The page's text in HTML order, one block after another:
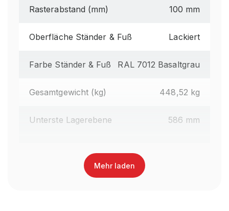
Rasterabstand (mm) 100 mm
Oberfläche Ständer & Fuß Lackiert
Farbe Ständer & Fuß RAL 7012 Basaltgrau
Gesamtgewicht (kg) 448,52 kg
Unterste Lagerebene 586 mm
Oberfläche Kragarme
Mehr laden